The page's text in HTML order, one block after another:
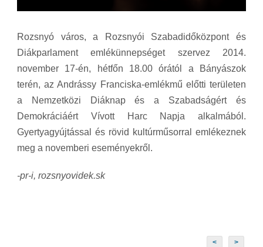
Rozsnyó város, a Rozsnyói Szabadidőközpont és
Diákparlament emlékünnepséget szervez 2014.
november 17-én, hétfőn 18.00 órától a Bányászok
terén, az Andrássy Franciska-emlékmű előtti területen
a Nemzetközi Diáknap és a Szabadságért és
Demokráciáért Vívott Harc Napja alkalmából.
Gyertyagyújtással és rövid kultúrműsorral emlékeznek
meg a novemberi eseményekről.
-pr-i, rozsnyovidek.sk
< >